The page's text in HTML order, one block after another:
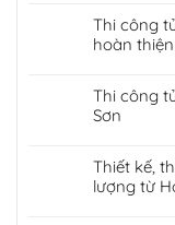
Thi công
hoàn
Thi công
Sơn
Thiết kế,
lượng từ